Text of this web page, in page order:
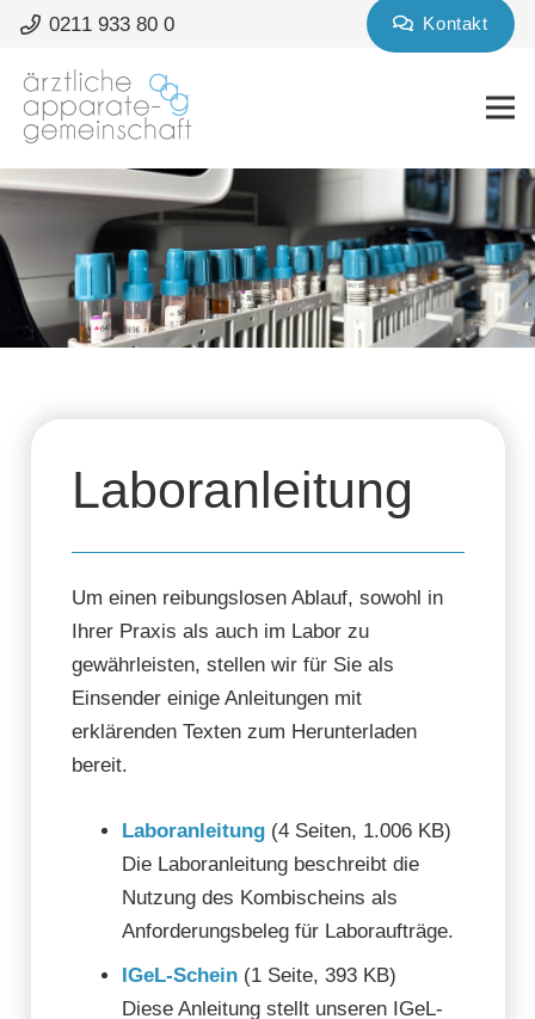
0211 933 80 0 Kontakt
Labor­anleitung
Um einen reibungslosen Ablauf, sowohl in
Ihrer Praxis als auch im Labor zu
gewährleisten, stellen wir für Sie als
Einsender einige Anleitungen mit
erklärenden Texten zum Herunterladen
bereit.
Laboranleitung (4 Seiten, 1.006 KB)
Die Laboranleitung beschreibt die
Nutzung des Kombischeins als
Anforderungsbeleg für Laboraufträge.
IGeL-Schein (1 Seite, 393 KB)
Diese Anleitung stellt unseren IGeL-